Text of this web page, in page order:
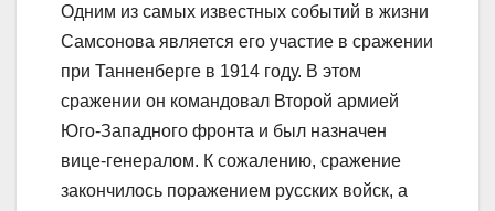
Одним из самых известных событий в жизни
Самсонова является его участие в сражении
при Танненберге в 1914 году. В этом
сражении он командовал Второй армией
Юго-Западного фронта и был назначен
вице-генералом. К сожалению, сражение
закончилось поражением русских войск, а